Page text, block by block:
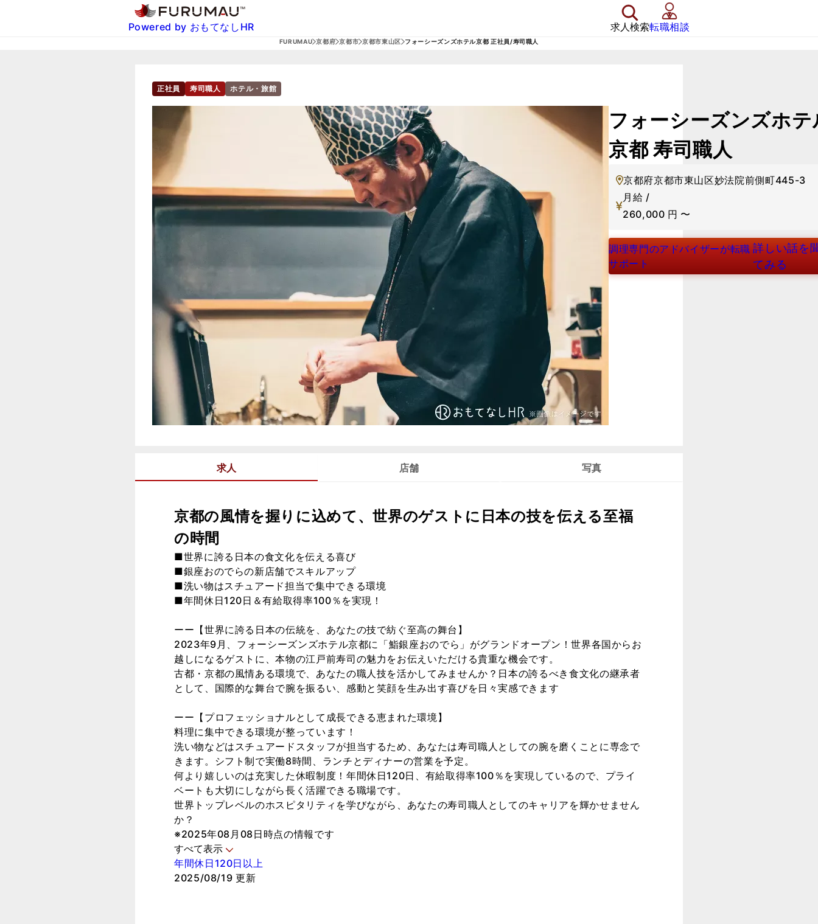
Powered by おもてなしHR 求人検索転職相談
FURUMAU 京都府 京都市 京都市東山区 フォーシーズンズホテル京都 正社員/寿司職人
正社員 寿司職人 ホテル・旅館
フォーシーズンズホテ
京都寿司職人
京都府京都市東山区妙法院前側町445-3
月給 /
260,000 円 〜
調理専門のアドバイザーが転職
サポート
詳しい話を
てみる
求人 店舗 写真
京都の風情を握りに込めて、世界のゲストに日本の技を伝える至福
の時間
■世界に誇る日本の食文化を伝える喜び
■銀座おのでらの新店舗でスキルアップ
■洗い物はスチュアード担当で集中できる環境
■年間休日120日＆有給取得率100％を実現！
ーー【世界に誇る日本の伝統を、あなたの技で紡ぐ至高の舞台】
2023年9月、フォーシーズンズホテル京都に「鮨銀座おのでら」がグランドオープン！世界各国からお
越しになるゲストに、本物の江戸前寿司の魅力をお伝えいただける貴重な機会です。
古都・京都の風情ある環境で、あなたの職人技を活かしてみませんか？日本の誇るべき食文化の継承者
として、国際的な舞台で腕を振るい、感動と笑顔を生み出す喜びを日々実感できます
ーー【プロフェッショナルとして成長できる恵まれた環境】
料理に集中できる環境が整っています！
洗い物などはスチュアードスタッフが担当するため、あなたは寿司職人としての腕を磨くことに専念で
きます。シフト制で実働8時間、ランチとディナーの営業を予定。
何より嬉しいのは充実した休暇制度！年間休日120日、有給取得率100％を実現しているので、プライ
ベートも大切にしながら長く活躍できる職場です。
世界トップレベルのホスピタリティを学びながら、あなたの寿司職人としてのキャリアを輝かせません
か？
※2025年08月08日時点の情報です
すべて表示
年間休日120日以上
2025/08/19 更新